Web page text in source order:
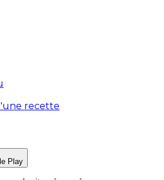
recette
Play